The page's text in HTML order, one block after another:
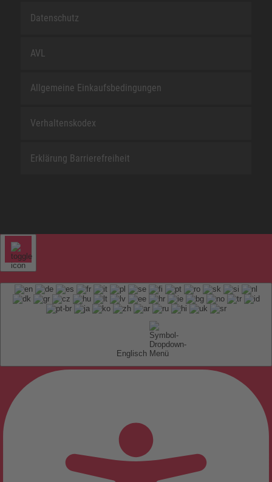
Datenschutz
AVL
Allgemeine Einkaufsbedingungen
Verhaltenskodex
Erklärung Barrierefreiheit
Englisch